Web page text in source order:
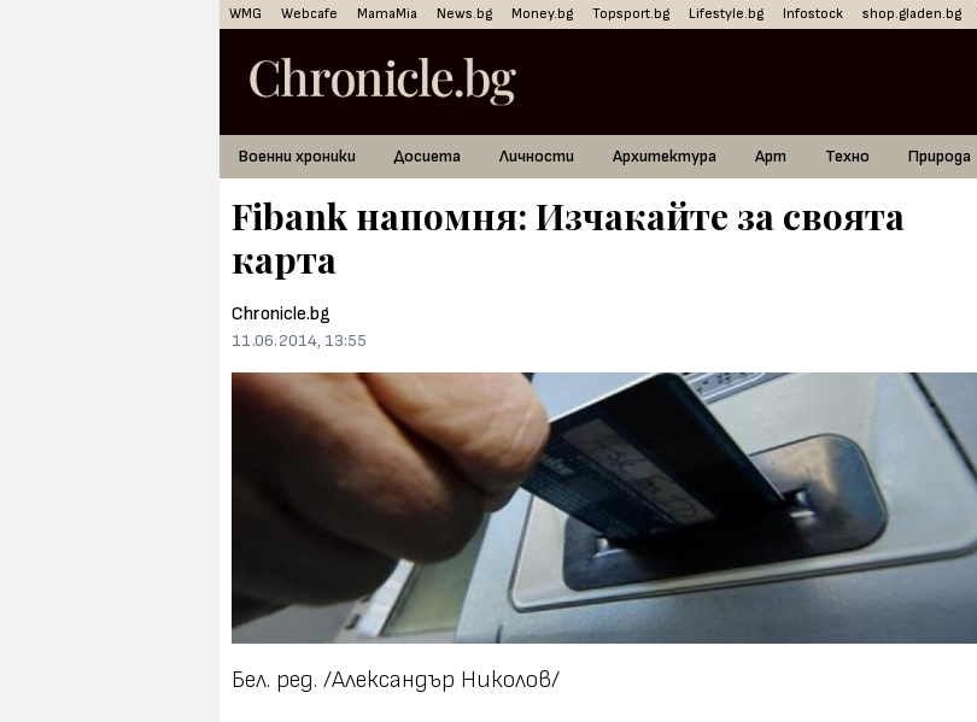
WMG Webcafe MamaMia News.bg Money.bg Topsport.bg Lifestyle.bg Infostock shop.gladen.bg
Военни хроники Досиета Личности Архитектура Арт Техно Природа
Fibank напомня: Изчакайте за своята
карта
Chronicle.bg
11.06.2014, 13:55
Бел. ред. /Александър Николов/